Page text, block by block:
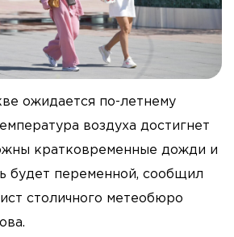
ожидается по-летнему
воздуха достигнет
кратковременные дожди и
будет переменной, сообщил
столичного метеобюро